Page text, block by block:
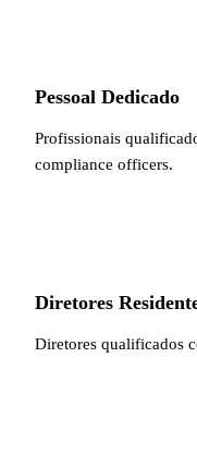
Pessoal Dedicado
Profissionais
compliance officers.
Diretores
Diretores qualificados